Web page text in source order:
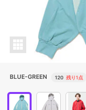
BLUE-GREEN 120 残り1点